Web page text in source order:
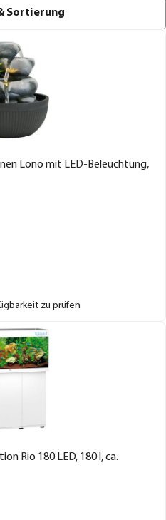
Sortierung
Lono mit LED-Beleuchtung,
zu prüfen
Rio 180 LED, 180 l, ca.